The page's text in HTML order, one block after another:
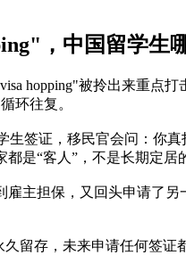
，中国留学生
hopping"被拎出来重点
环往复。
生签证，移民官会问：
是“客人”，不是长期定居
雇主担保，又回头申请
留存，未来申请任何签